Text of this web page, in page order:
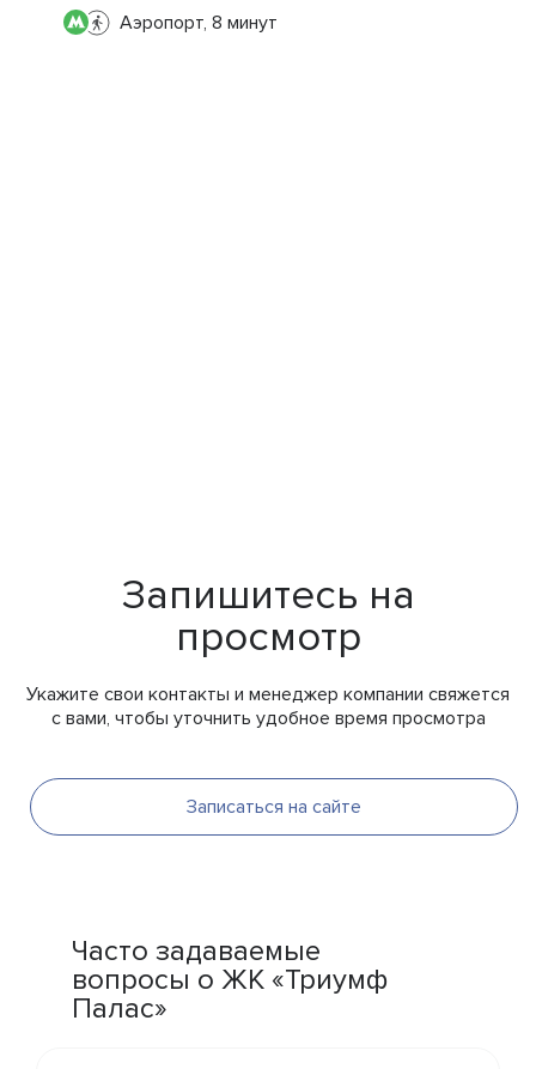
Аэропорт, 8 минут
Запишитесь на
просмотр
Укажите свои контакты и менеджер компании свяжется
с вами, чтобы уточнить удобное время просмотра
Записаться на сайте
Часто задаваемые
вопросы о ЖК «Триумф
Палас»